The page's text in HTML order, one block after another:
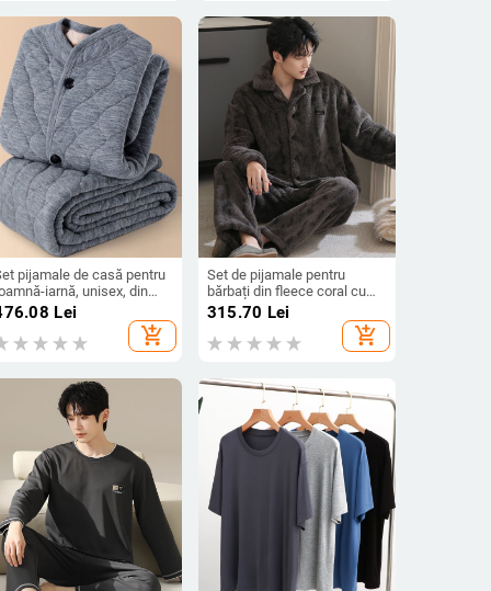
pijamale de casă pentru
iarnă, unisex, din
coral, căptușit, gros,
cald pentru persoane în
Lei
add_shopping_cart
Set de pijamale pentru
bărbați din fleece coral cu
cardigan gros de flanel,
pentru toamnă-iarna, verde
315.70 Lei
add_shopping_cart